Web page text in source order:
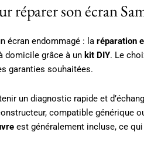
réparer son écran
écran endommagé : la réparation
domicile grâce à un kit DIY. Le
garanties souhaitées.
un diagnostic rapide et
compatible générique
est généralement incluse, ce